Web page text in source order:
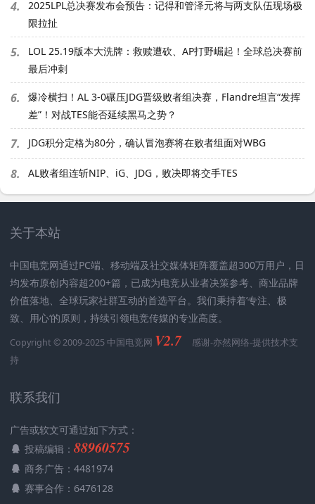
4.
2025LPL总决赛发布会预告：记得和管泽元将与两支队伍现场极
限拉扯
5.
LOL 25.19版本大洗牌：救赎遭砍、AP打野崛起！全球总决赛前
最后冲刺
6.
爆冷横扫！AL 3-0碾压JDG晋级败者组决赛，Flandre坦言“发挥
差”！对战TES能否延续黑马之势？
7. JDG积分定格为80分，确认冒泡赛将在败者组面对WBG
8. AL败者组连斩NIP、iG、JDG，败决即将交手TES
关于本站
中国电竞网通过PC端、移动端及社交媒体矩阵覆盖超300万用户，日
均发布原创内容超200+篇，已成为电竞从业者决策参考、商业品牌
价值落地、全球玩家社群互动的首选平台。我们秉持着’专注、极
致、用心‘的原则，持续引领电竞传媒的专业高度。
Copyright © 2009-2025 中国电竞网 V2.7 感谢-亦然网络-提供技术支
持
联系我们
广告或软文可通过如下方式：
投稿编辑： 88960575
商务广告：4481974
赛事合作：6476128